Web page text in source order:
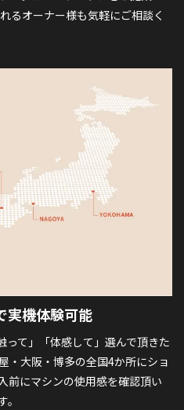
るオーナー様も気軽にご相談く
実機体験可能
て」「体感して」選んで頂きた
・大阪・博多の全国4か所にショ
前にマシンの使用感を確認頂い